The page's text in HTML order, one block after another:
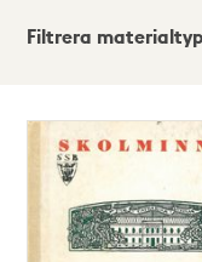
Visningsläge
Lista
Karta
Filtrera
träffar